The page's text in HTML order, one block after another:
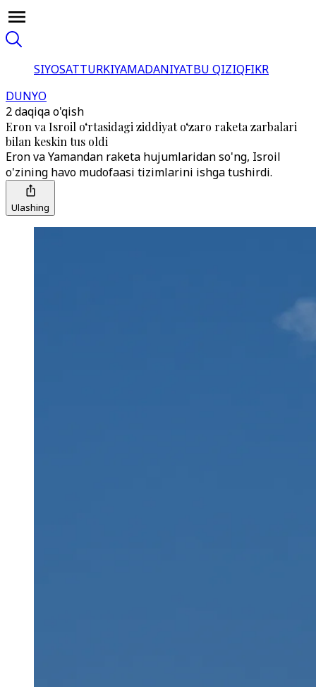
SIYOSATTURKIYAMADANIYATBU QIZIQFIKR
DUNYO
2 daqiqa o'qish
Eron va Isroil o‘rtasidagi ziddiyat o‘zaro raketa zarbalari
bilan keskin tus oldi
Eron va Yamandan raketa hujumlaridan so'ng, Isroil
o'zining havo mudofaasi tizimlarini ishga tushirdi.
Ulashing